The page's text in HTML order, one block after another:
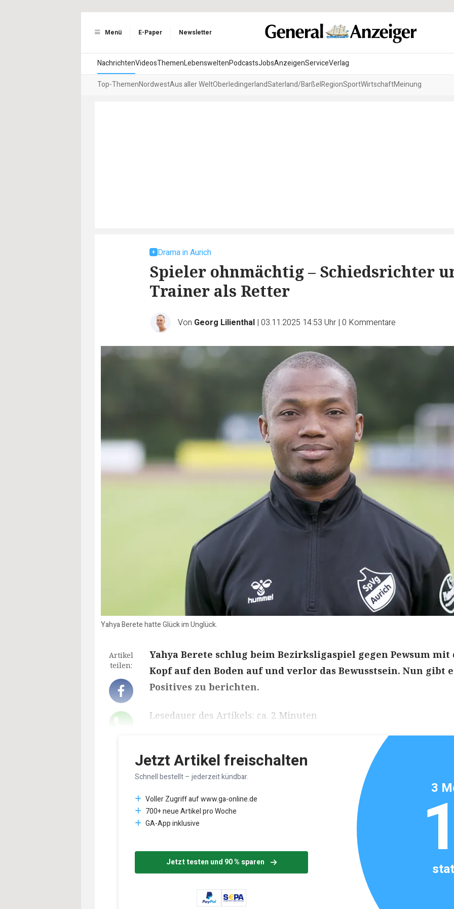
Menü E-Paper Newsletter
NachrichtenVideosThemenLebensweltenPodcastsJobsAnzeigenServiceVerlag
Top-ThemenNordwestAus aller WeltOberledingerlandSaterland/BarßelRegionSportWirtschaftMeinung
Drama in Aurich
Spieler ohnmächtig – Schiedsrichter
Trainer als Retter
Von Georg Lilienthal | 03.11.2025 14:53 Uhr | 0 Kommentare
Yahya Berete hatte Glück im Unglück.
Artikel
teilen:
Yahya Berete schlug beim Bezirksligaspiel gegen Pewsum mit
Kopf auf den Boden auf und verlor das Bewusstsein. Nun gibt
Positives zu berichten.
Lesedauer des Artikels: ca. 2 Minuten
Jetzt Artikel freischalten
Schnell bestellt – jederzeit kündbar.
Voller Zugriff auf www.ga-online.de
700+ neue Artikel pro Woche
GA-App inklusive
Jetzt testen und 90 % sparen
3